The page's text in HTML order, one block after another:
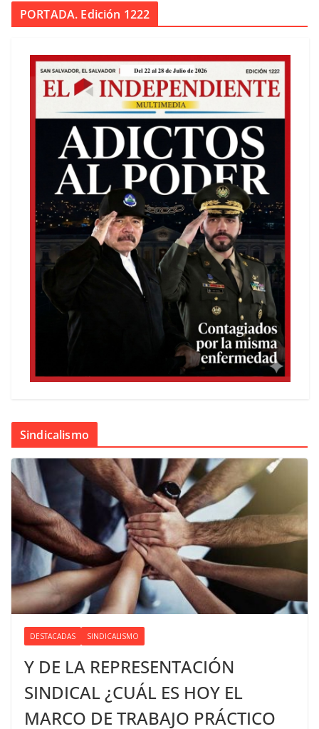
PORTADA. Edición 1222
Sindicalismo
DESTACADAS SINDICALISMO
Y DE LA REPRESENTACIÓN
SINDICAL ¿CUÁL ES HOY EL
MARCO DE TRABAJO PRÁCTICO